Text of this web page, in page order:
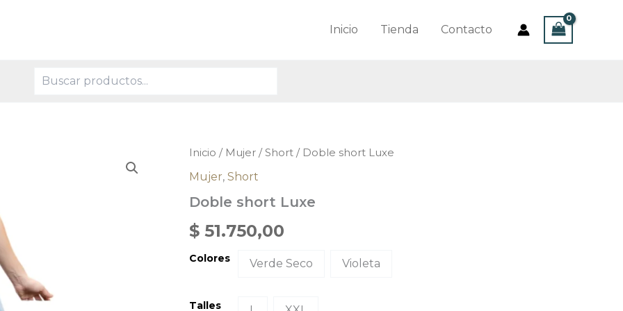
Inicio Tienda Contacto
Inicio / Mujer /Short / Doble short Luxe
Mujer, Short
Doble short Luxe
$ 51.750,00
Colores Verde Seco Violeta
Talles
Doble
Luxe